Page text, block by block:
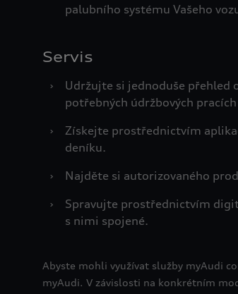
palubního systému Vašeho
Servis
›
Udržujte si jednoduše přehled
potřebných údržbových
›
Získejte prostřednictvím
deníku.
›
Najděte si autorizovaného
›
Spravujte prostřednictvím
s nimi spojené.
Abyste mohli využívat služby myAudi
myAudi. V závislosti na konkrétním